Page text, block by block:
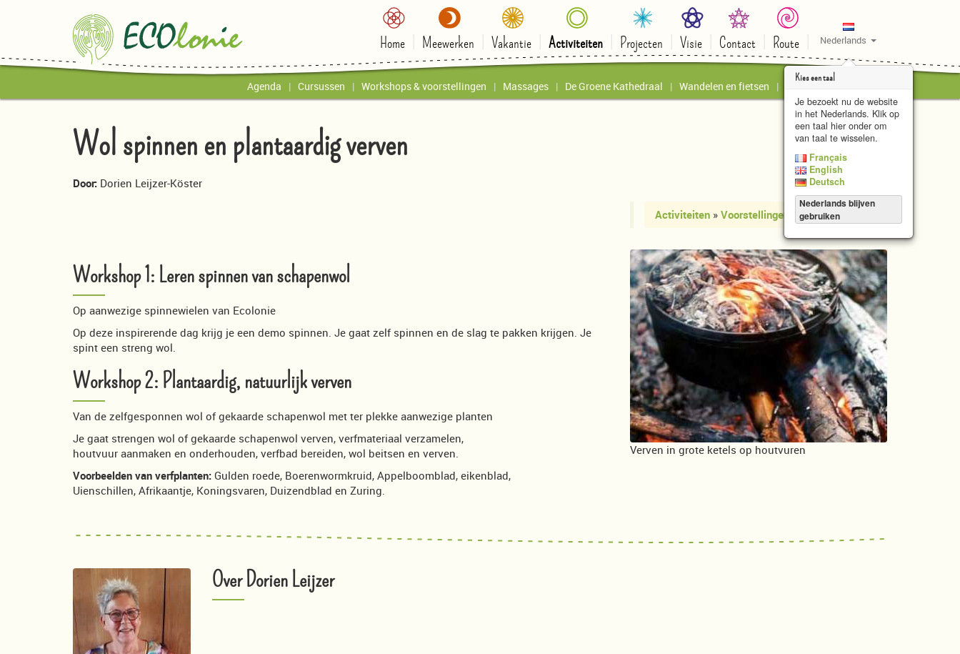
Home Meewerken Vakantie Activiteiten Projecten Visie Contact Route Nederlands
Kies een taal
Je bezoekt nu de website
in het Nederlands. Klik op
een taal hier onder om
van taal te wisselen.
Français
English
Deutsch
Nederlands blijven
gebruiken
Agenda Cursussen Workshops & voorstellingen Massages De Groene Kathedraal Wandelen en fietsen
Wol spinnen en plantaardig verven
Door: Dorien Leijzer-Köster
Activiteiten » Voorstellingen
Workshop 1: Leren spinnen van schapenwol
Op aanwezige spinnewielen van Ecolonie
Op deze inspirerende dag krijg je een demo spinnen. Je gaat zelf spinnen en de slag te pakken krijgen. Je
spint een streng wol.
Workshop 2: Plantaardig, natuurlijk verven
Van de zelfgesponnen wol of gekaarde schapenwol met ter plekke aanwezige planten
Je gaat strengen wol of gekaarde schapenwol verven, verfmateriaal verzamelen,
houtvuur aanmaken en onderhouden, verfbad bereiden, wol beitsen en verven.
Voorbeelden van verfplanten: Gulden roede, Boerenwormkruid, Appelboomblad, eikenblad,
Uienschillen, Afrikaantje, Koningsvaren, Duizendblad en Zuring.
Verven in grote ketels op houtvuren
Over Dorien Leijzer